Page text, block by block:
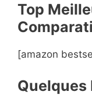
Top
Comparat
[amazon
Quelques